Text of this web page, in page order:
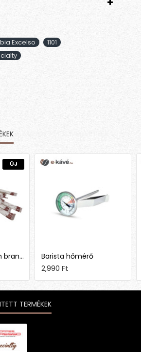
Excelso
1101
ÚJ
5g-os cukor (nem brandingelt) Barista hőmérő
2,990 Ft
TERMÉKEK